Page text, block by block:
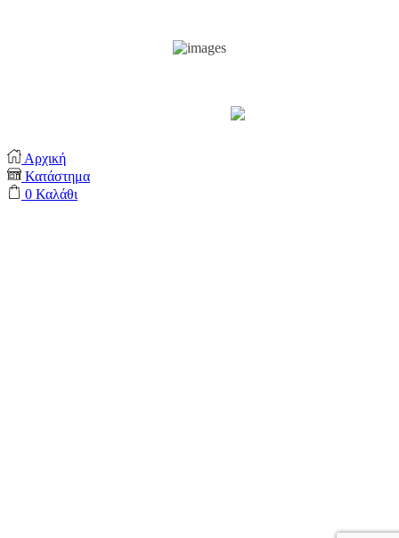
Αρχική
Κατάστημα
0 Καλάθι